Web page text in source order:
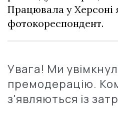
Працювала у Херсоні
фотокореспондент.
Увага! Ми
премодерацію.
з'являються із